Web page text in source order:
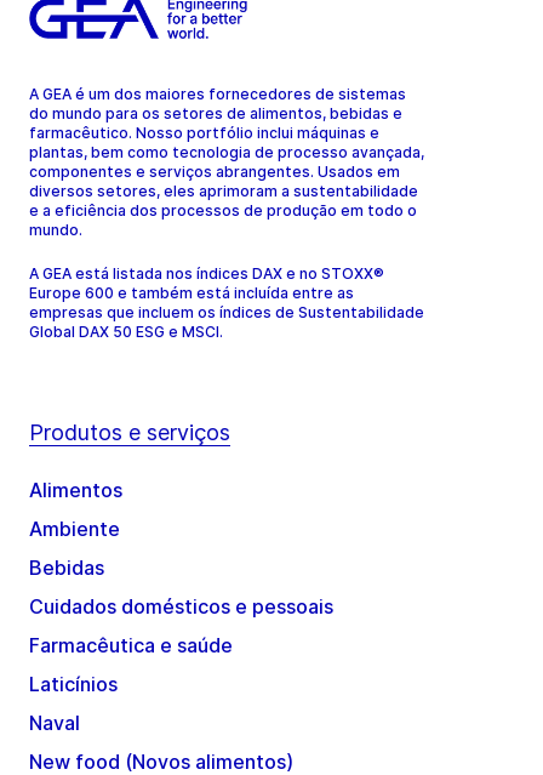
A GEA é um dos maiores fornecedores de sistemas
do mundo para os setores de alimentos, bebidas e
farmacêutico. Nosso portfólio inclui máquinas e
plantas, bem como tecnologia de processo avançada,
componentes e serviços abrangentes. Usados em
diversos setores, eles aprimoram a sustentabilidade
e a eficiência dos processos de produção em todo o
mundo.
A GEA está listada nos índices DAX e no STOXX®
Europe 600 e também está incluída entre as
empresas que incluem os índices de Sustentabilidade
Global DAX 50 ESG e MSCI.
Produtos e serviços
Alimentos
Ambiente
Bebidas
Cuidados domésticos e pessoais
Farmacêutica e saúde
Laticínios
Naval
New food (Novos alimentos)